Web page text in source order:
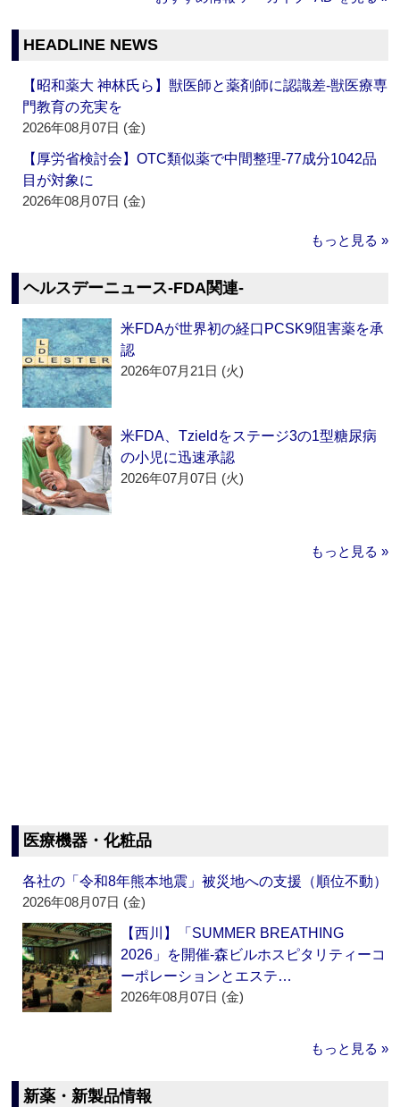
HEADLINE NEWS
【昭和薬大 神林氏ら】獣医師と薬剤師に認識差‐獣医療専
門教育の充実を
2026年08月07日 (金)
【厚労省検討会】OTC類似薬で中間整理‐77成分1042品
目が対象に
2026年08月07日 (金)
もっと見る »
ヘルスデーニュース‐FDA関連‐
米FDAが世界初の経口PCSK9阻害薬を承
認
2026年07月21日 (火)
米FDA、Tzieldをステージ3の1型糖尿病
の小児に迅速承認
2026年07月07日 (火)
もっと見る »
医療機器・化粧品
各社の「令和8年熊本地震」被災地への支援（順位不動）
2026年08月07日 (金)
【西川】「SUMMER BREATHING
2026」を開催‐森ビルホスピタリティーコ
ーポレーションとエステ…
2026年08月07日 (金)
もっと見る »
新薬・新製品情報